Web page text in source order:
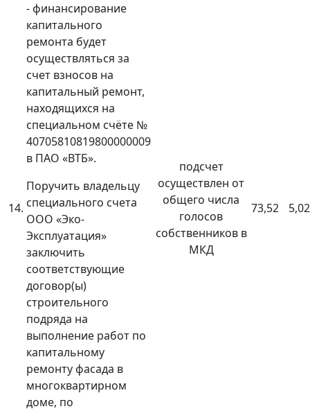
14.
- финансирование
капитального
ремонта будет
осуществляться за
счет взносов на
капитальный ремонт,
находящихся на
специальном счёте №
40705810819800000009
в ПАО «ВТБ».
Поручить владельцу
специального счета
ООО «Эко-
Эксплуатация»
заключить
соответствующие
договор(ы)
строительного
подряда на
выполнение работ по
капитальному
ремонту фасада в
многоквартирном
доме, по
подсчет
осуществлен от
общего числа
голосов
собственников в
МКД
73,52 5,02